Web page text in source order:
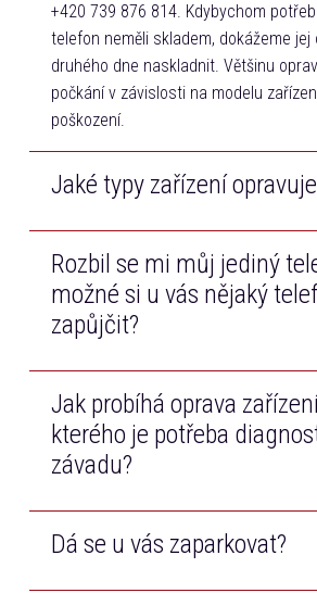
+420 739 876 814. Kdybychom
telefon neměli skladem, dokážeme jej
druhého dne naskladnit. Většinu
počkání v závislosti na modelu
poškození.
Jaké typy zařízení
Opravujeme telefony a tablety všech
Navíc také opravujeme Macbooky od
Rozbil se mi můj jediný
možné si u vás nějaký
zapůjčit?
Samozřejmě! Než bude Váš telefon
Vám zapůjčíme jiný dotykový telefon.
Jak probíhá oprava
kterého je potřeba
závadu?
Po příjmu zařízení technik
Dá se u vás zaparkovat?